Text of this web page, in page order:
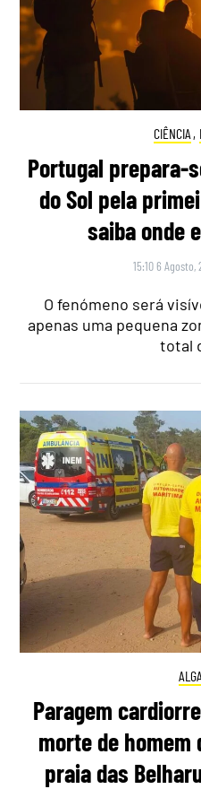
CIÊNCIA ,
Portugal prepara-
do Sol pela
saiba onde
15:10 6 Agosto,
O fenómeno será
apenas uma pequena
total
Paragem
morte de homem
praia das